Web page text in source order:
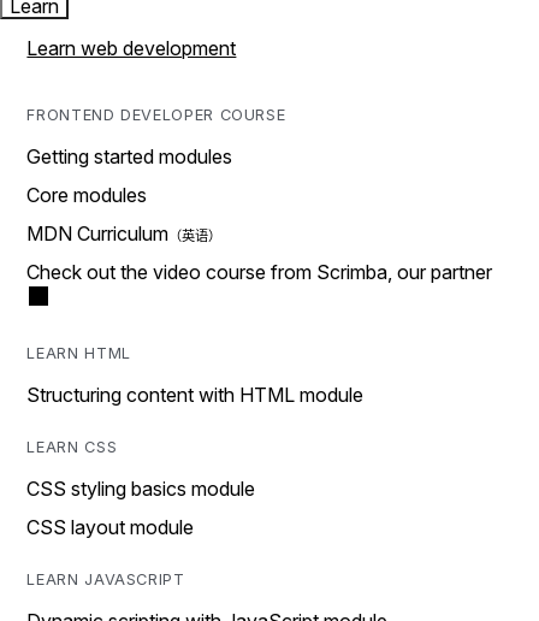
Learn
Learn web development
FRONTEND DEVELOPER COURSE
Getting started modules
Core modules
MDN Curriculum
Check out the video course from Scrimba, our partner
LEARN HTML
Structuring content with HTML module
LEARN CSS
CSS styling basics module
CSS layout module
LEARN JAVASCRIPT